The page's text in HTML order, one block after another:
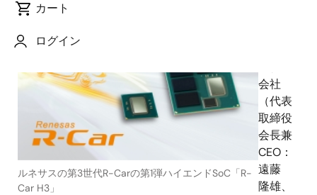
カート
ログイン
ルネサスの第3世代R-Carの第1弾ハイエンドSoC「R-
Car H3」
会社
（代表
取締役
会長兼
CEO：
遠藤
隆雄、